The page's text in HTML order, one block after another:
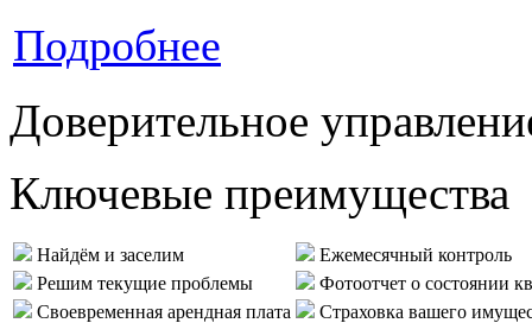
Подробнее
Доверительное
Ключевые преимущества
Найдём и заселим
Ежемесячный контроль
Решим текущие проблемы
Фотоотчет о состоянии
Своевременная арендная плата
Страховка вашего